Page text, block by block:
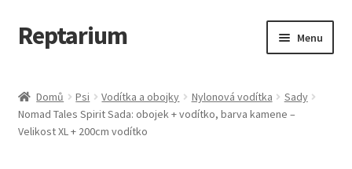
Přeskočit
na
Přejít
k
webu
Reptarium Menu
Košík
Domů Psi Vodítka a obojky Nylonová vodítka
Sady
Nomad Tales Spirit Sada: obojek + vodítko, barva kamene –
Velikost XL + 200cm vodítko